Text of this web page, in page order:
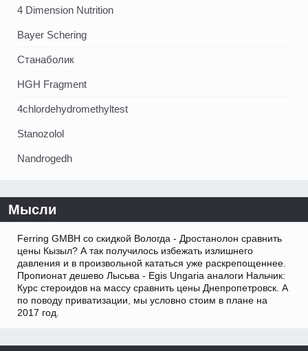
4 Dimension Nutrition
Bayer Schering
Станаболик
HGH Fragment
4chlordehydromethyltest
Stanozolol
Nandrogedh
Мысли
Ferring GMBH со скидкой Вологда - Дростанолон сравнить
цены Кызыл? А так получилось избежать излишнего
давления и в произвольной кататься уже раскрепощеннее.
Пропионат дешево Лысьва - Egis Ungaria аналоги Нальчик:
Курс стероидов на массу сравнить цены Днепропетровск. А
по поводу приватизации, мы условно стоим в плане на
2017 год.